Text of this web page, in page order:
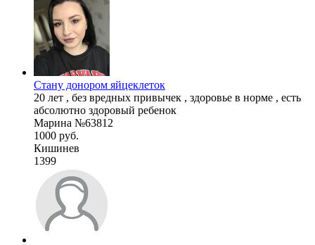
Стану донором яйцеклеток
20 лет , без вредных привычек , здоровье в норме , есть
абсолютно здоровый ребенок
Марина №63812
1000 руб.
Кишинев
1399